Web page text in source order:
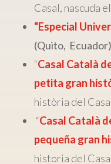
Casal, nascuda
“Especial
(Quito, Ecuador)
“Casal Català
petita gran
història del
“Casal Català
pequeña gran
historia del